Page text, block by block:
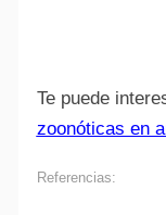
Te puede
zoonóticas en
Referencias: